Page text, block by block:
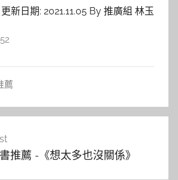
更新日期: 2021.11.05 By 推廣組 林玉
薦
推薦 -《想太多也沒關係》